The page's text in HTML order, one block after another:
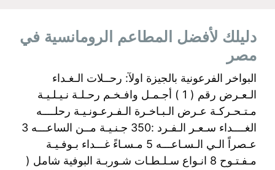
دليلك لأفضل المطاعم الرومانسية في
مصر
البواخر الفرعونية بالجيزة اولآ: رحــلات الـغـداء
الـعـرض رقم ( 1 ) أجـمـل وافـخـم رحـلـة نـيـلـيـة
مـتـحـركـة عـرض الـبـاخـرة الـفـرعـونـيـة رحلــــه
الغــــداء سـعـر الـفـرد :350 جـنـيـة مــن الساعـــه 3
عـصراً الـي الـسـاعـــه 5 مـسـاءً غـــداء بـوفـيـة
مـفـتـوح 8 انـواع سـلـطـات شـوربـة البوفية شامل (